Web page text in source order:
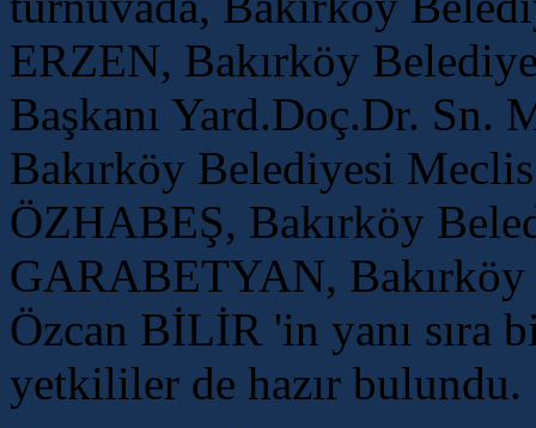
ERZEN, Bakırköy
Başkanı Yard.Doç.Dr. Sn.
Bakırköy Belediyesi
ÖZHABEŞ, Bakırköy
GARABETYAN,
Özcan BİLİR 'in yanı sıra
yetkililer de hazır bulundu.